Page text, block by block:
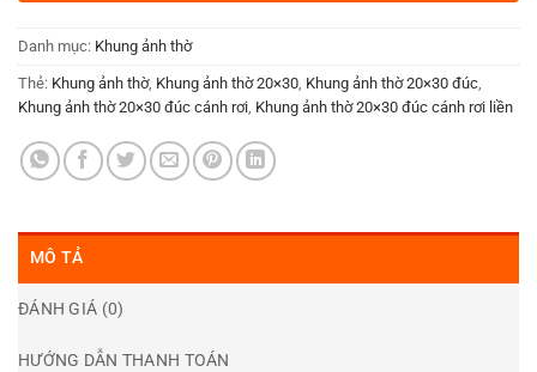
Danh mục: Khung ảnh thờ
Thẻ: Khung ảnh thờ, Khung ảnh thờ 20×30 Khung ảnh thờ 20×30 đúc
Khung ảnh thờ 20×30 đúc cánh rơi Khung ảnh thờ 20×30 đúc cánh rơi liền
MÔ TẢ
ĐÁNH GIÁ (0)
HƯỚNG DẪN THANH TOÁN